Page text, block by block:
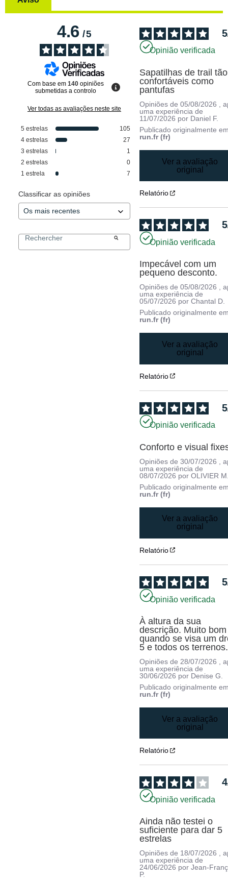
4.6/5
Com base em 140 opiniões
submetidas a controlo
Ver todas as avaliações neste site
5 estrelas
105
4 estrelas
27
3 estrelas
1
2 estrelas
0
1 estrela 7
Classificar as opiniões
5
Opinião verificada
Sapatilhas de trail tão
confortáveis como
pantufas
Opiniões de05/08/2026
,
uma experiência de
11/07/2026 por Daniel F.
Publicado originalmente
run.fr (fr)
Ver a avaliação
original
Relatório
5
Opinião verificada
Impecável com um
pequeno desconto.
Opiniões de05/08/2026 ,
uma experiência de
05/07/2026 porChantal D.
Publicado originalmente
run.fr (fr)
Ver a avaliação
original
Relatório
5
Opinião verificada
Conforto e visual
Opiniões de30/07/2026
,
uma experiência de
08/07/2026 porOLIVIER
Publicado originalmente
run.fr (fr)
Ver a avaliação
original
Relatório
5
Opinião verificada
À altura da sua
descrição. Muito bom
quando se visa um
5 e todos os terrenos.
Opiniões de 28/07/2026
,
uma experiência de
30/06/2026 por Denise G.
Publicado originalmente
run.fr (fr)
Ver a avaliação
original
Relatório
4
Opinião verificada
Ainda não testei o
suficiente para dar 5
estrelas
Opiniões de 18/07/2026 ,
uma experiência de
24/06/2026 porJean-
P.